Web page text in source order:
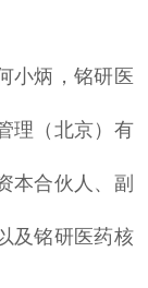
炳，铭研医
理（北京）有
本合伙人、副
及铭研医药核